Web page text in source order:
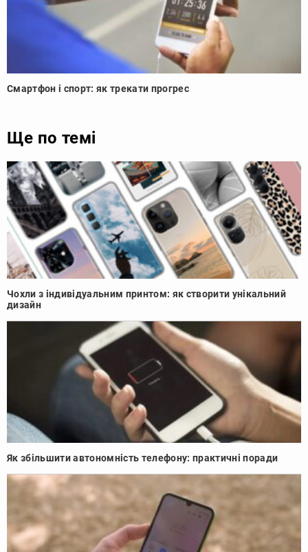
Смартфон і спорт: як трекати прогрес
Ще по темі
Чохли з індивідуальним принтом: як створити унікальний
дизайн
Як збільшити автономність телефону: практичні поради